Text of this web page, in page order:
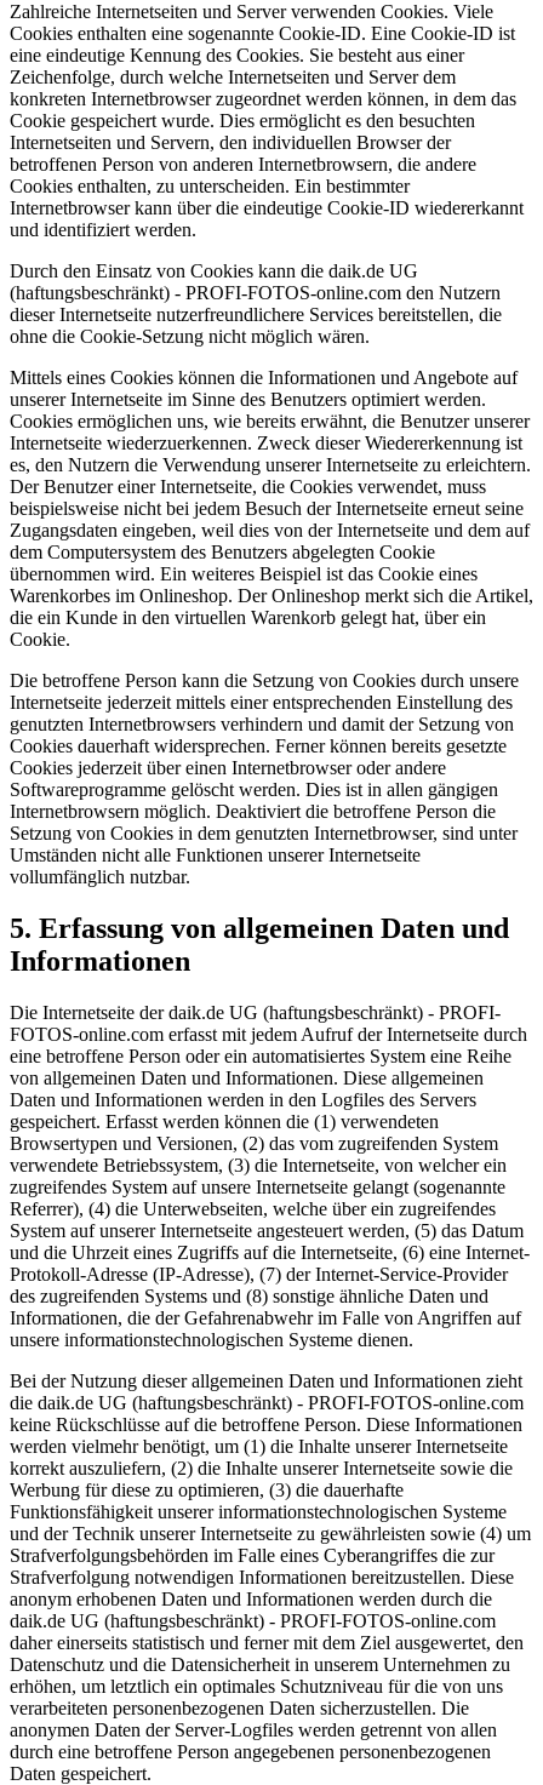
Zahlreiche Internetseiten und Server verwenden Cookies. Viele
Cookies enthalten eine sogenannte Cookie-ID. Eine Cookie-ID ist
eine eindeutige Kennung des Cookies. Sie besteht aus einer
Zeichenfolge, durch welche Internetseiten und Server dem
konkreten Internetbrowser zugeordnet werden können, in dem das
Cookie gespeichert wurde. Dies ermöglicht es den besuchten
Internetseiten und Servern, den individuellen Browser der
betroffenen Person von anderen Internetbrowsern, die andere
Cookies enthalten, zu unterscheiden. Ein bestimmter
Internetbrowser kann über die eindeutige Cookie-ID wiedererkannt
und identifiziert werden.
Durch den Einsatz von Cookies kann die daik.de UG
(haftungsbeschränkt) - PROFI-FOTOS-online.com den Nutzern
dieser Internetseite nutzerfreundlichere Services bereitstellen, die
ohne die Cookie-Setzung nicht möglich wären.
Mittels eines Cookies können die Informationen und Angebote auf
unserer Internetseite im Sinne des Benutzers optimiert werden.
Cookies ermöglichen uns, wie bereits erwähnt, die Benutzer unserer
Internetseite wiederzuerkennen. Zweck dieser Wiedererkennung ist
es, den Nutzern die Verwendung unserer Internetseite zu erleichtern.
Der Benutzer einer Internetseite, die Cookies verwendet, muss
beispielsweise nicht bei jedem Besuch der Internetseite erneut seine
Zugangsdaten eingeben, weil dies von der Internetseite und dem auf
dem Computersystem des Benutzers abgelegten Cookie
übernommen wird. Ein weiteres Beispiel ist das Cookie eines
Warenkorbes im Onlineshop. Der Onlineshop merkt sich die Artikel,
die ein Kunde in den virtuellen Warenkorb gelegt hat, über ein
Cookie.
Die betroffene Person kann die Setzung von Cookies durch unsere
Internetseite jederzeit mittels einer entsprechenden Einstellung des
genutzten Internetbrowsers verhindern und damit der Setzung von
Cookies dauerhaft widersprechen. Ferner können bereits gesetzte
Cookies jederzeit über einen Internetbrowser oder andere
Softwareprogramme gelöscht werden. Dies ist in allen gängigen
Internetbrowsern möglich. Deaktiviert die betroffene Person die
Setzung von Cookies in dem genutzten Internetbrowser, sind unter
Umständen nicht alle Funktionen unserer Internetseite
vollumfänglich nutzbar.
Erfassung von allgemeinen Daten und
Informationen
Die Internetseite der daik.de UG (haftungsbeschränkt) - PROFI-
FOTOS-online.com erfasst mit jedem Aufruf der Internetseite durch
eine betroffene Person oder ein automatisiertes System eine Reihe
von allgemeinen Daten und Informationen. Diese allgemeinen
Daten und Informationen werden in den Logfiles des Servers
gespeichert. Erfasst werden können die (1) verwendeten
Browsertypen und Versionen, (2) das vom zugreifenden System
verwendete Betriebssystem, (3) die Internetseite, von welcher ein
zugreifendes System auf unsere Internetseite gelangt (sogenannte
Referrer), (4) die Unterwebseiten, welche über ein zugreifendes
System auf unserer Internetseite angesteuert werden, (5) das Datum
und die Uhrzeit eines Zugriffs auf die Internetseite, (6) eine Internet-
Protokoll-Adresse (IP-Adresse), (7) der Internet-Service-Provider
des zugreifenden Systems und (8) sonstige ähnliche Daten und
Informationen, die der Gefahrenabwehr im Falle von Angriffen auf
unsere informationstechnologischen Systeme dienen.
Bei der Nutzung dieser allgemeinen Daten und Informationen zieht
die daik.de UG (haftungsbeschränkt) - PROFI-FOTOS-online.com
keine Rückschlüsse auf die betroffene Person. Diese Informationen
werden vielmehr benötigt, um (1) die Inhalte unserer Internetseite
korrekt auszuliefern, (2) die Inhalte unserer Internetseite sowie die
Werbung für diese zu optimieren, (3) die dauerhafte
Funktionsfähigkeit unserer informationstechnologischen Systeme
und der Technik unserer Internetseite zu gewährleisten sowie (4) um
Strafverfolgungsbehörden im Falle eines Cyberangriffes die zur
Strafverfolgung notwendigen Informationen bereitzustellen. Diese
anonym erhobenen Daten und Informationen werden durch die
daik.de UG (haftungsbeschränkt) - PROFI-FOTOS-online.com
daher einerseits statistisch und ferner mit dem Ziel ausgewertet, den
Datenschutz und die Datensicherheit in unserem Unternehmen zu
erhöhen, um letztlich ein optimales Schutzniveau für die von uns
verarbeiteten personenbezogenen Daten sicherzustellen. Die
anonymen Daten der Server-Logfiles werden getrennt von allen
durch eine betroffene Person angegebenen personenbezogenen
Daten gespeichert.